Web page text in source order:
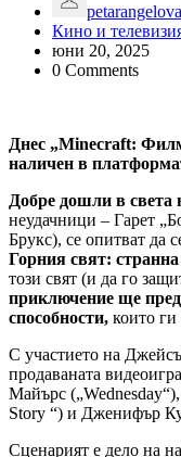
Кино и
юни 20, 2025
0 Comments
Днес „Minecraft:
наличен в
Добре дошли в света
неудачници – Гарет
Брукс), се опитват да
Горния свят:
този свят (и да го
приключение ще
способности, които ги
С участието на
продаваната
Майърс
Story “) и Дженифър
Сценарият е дело на